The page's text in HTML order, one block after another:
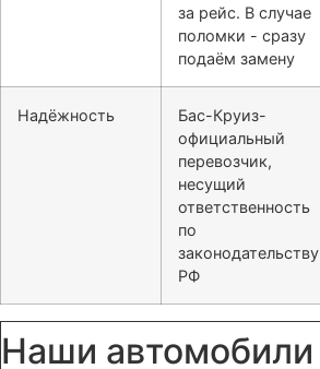
за рейс. В случае
поломки - сразу
подаём замену
Надёжность
Бас-Круиз-
официальный
перевозчик,
несущий
ответственность
по
законодательству
РФ
Наши автомобили